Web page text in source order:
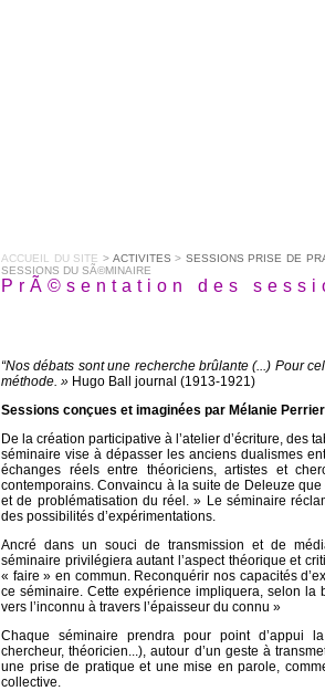
ACCUEIL DU SITE > ACTIVITES > SESSIONS PRISE DE
SESSIONS DU SÃ©MINAIRE
PrÃ©sentation des
“Nos débats sont une recherche brûlante (...) Pour
méthode. » Hugo Ball journal (1913-1921)
Sessions conçues et imaginées par Mélanie
De la création participative à l’atelier d’écriture, des
séminaire vise à dépasser les anciens dualismes
échanges réels entre théoriciens, artistes et
contemporains. Convaincu à la suite de Deleuze que
et de problématisation du réel. » Le séminaire
des possibilités d’expérimentations.
Ancré dans un souci de transmission et de
séminaire privilégiera autant l’aspect théorique et
« faire » en commun. Reconquérir nos capacités
ce séminaire. Cette expérience impliquera, selon la
vers l’inconnu à travers l’épaisseur du connu »
Chaque séminaire prendra pour point d’appui
chercheur, théoricien...), autour d’un geste à
une prise de pratique et une mise en parole,
collective.